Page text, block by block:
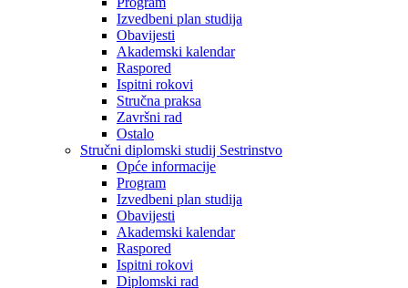
Izvedbeni plan studija
Obavijesti
Akademski kalendar
Raspored
Ispitni rokovi
Stručna praksa
Završni rad
Ostalo
Stručni diplomski studij Sestrinstvo
Opće informacije
Program
Izvedbeni plan studija
Obavijesti
Akademski kalendar
Raspored
Ispitni rokovi
Diplomski rad